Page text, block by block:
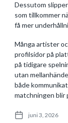
Dessutom
som tillkommer
få mer
Många artister
profilsidor på
på tidigare
utan
både
matchningen blir
P
juni 3, 2026